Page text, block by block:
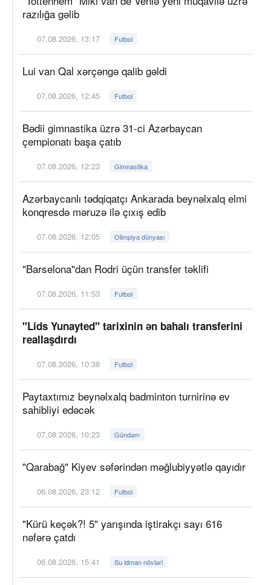
razılığa gəlib
07.08.2026, 13:17 Futbol
Lui van Qal xərçəngə qalib gəldi
07.08.2026, 12:45 Futbol
Bədii gimnastika üzrə 31-ci Azərbaycan
çempionatı başa çatıb
07.08.2026, 12:23 Gimnastika
Azərbaycanlı tədqiqatçı Ankarada beynəlxalq elmi
konqresdə məruzə ilə çıxış edib
07.08.2026, 12:05 Olimpiya dünyası
"Barselona"dan Rodri üçün transfer təklifi
07.08.2026, 11:53 Futbol
"Lids Yunayted" tarixinin ən bahalı transferini
reallaşdırdı
07.08.2026, 10:38 Futbol
Paytaxtımız beynəlxalq badminton turnirinə ev
sahibliyi edəcək
07.08.2026, 10:23 Gündəm
"Qarabağ" Kiyev səfərindən məğlubiyyətlə qayıdır
06.08.2026, 23:12 Futbol
"Kürü keçək?! 5" yarışında iştirakçı sayı 616
nəfərə çatdı
06.08.2026, 15:41 Su idman növləri